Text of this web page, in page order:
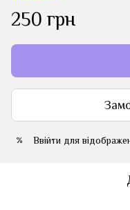
250 грн
% Ввійти для